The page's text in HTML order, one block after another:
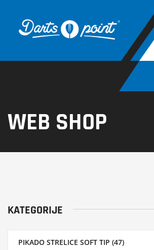
WEB SHOP
KATEGORIJE
PIKADO STRELICE SOFT TIP (47)